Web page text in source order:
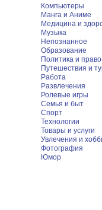
Компьютеры
Манга и Аниме
Медицина и
Музыка
Непознанное
Образование
Политика и право
Путешествия и
Работа
Развлечения
Ролевые игры
Семья и быт
Спорт
Технологии
Товары и услуги
Увлечения и
Фотография
Юмор